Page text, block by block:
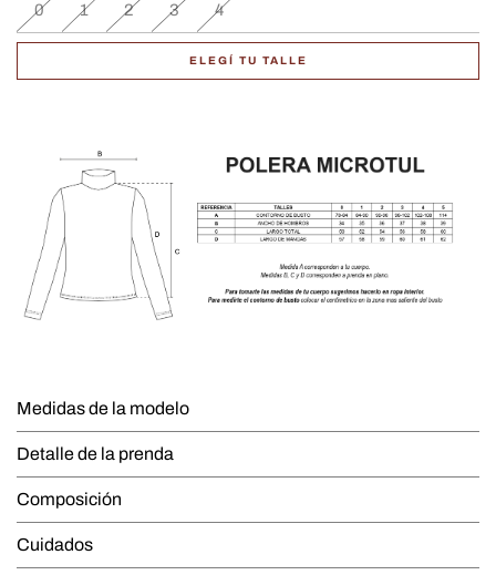
0 1 2 3 4
ELEGÍ TU TALLE
Medidas de la modelo
Detalle de la prenda
Composición
Cuidados